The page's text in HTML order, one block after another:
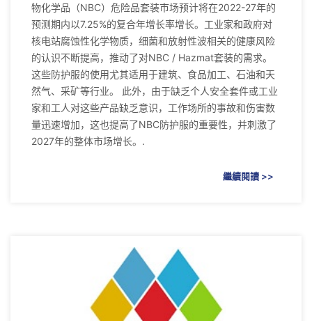
物化学品（NBC）危险品套装市场预计将在2022-27年的
预测期内以7.25%的复合年增长率增长。工业家和政府对
核电站腐蚀性化学物质，细菌和放射性波相关的健康风险
的认识不断提高，推动了对NBC / Hazmat套装的需求。
这些防护服的使用尤其适用于建筑、食品加工、石油和天
然气、采矿等行业。 此外，由于缺乏个人安全套件或工业
家和工人对这些产品缺乏意识，工作场所的事故和伤害数
量迅速增加，这也提高了NBC防护服的重要性，并刺激了
2027年的整体市场增长。.
繼續閱讀 >>